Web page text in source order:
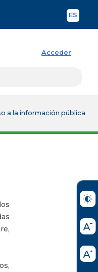
ES
Acceder
a la información pública